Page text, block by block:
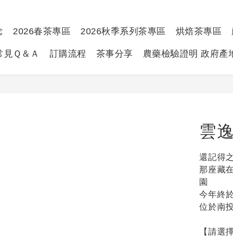
2026春茶專區 2026秋季系列茶專區 烘焙茶專區
見Ｑ＆Ａ 訂購流程 茶事分享 農藥檢驗證明 政府產
雲
還記得
那座藏
園
今年終
位於南
【請選